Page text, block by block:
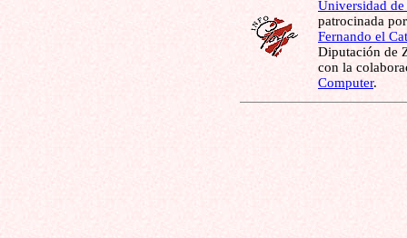
Universidad de
patrocinada
Fernando el
Diputación de
con la
Computer.